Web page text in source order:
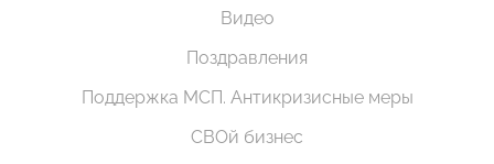
Видео
Поздравления
Поддержка МСП. Антикризисные меры
СВОй бизнес